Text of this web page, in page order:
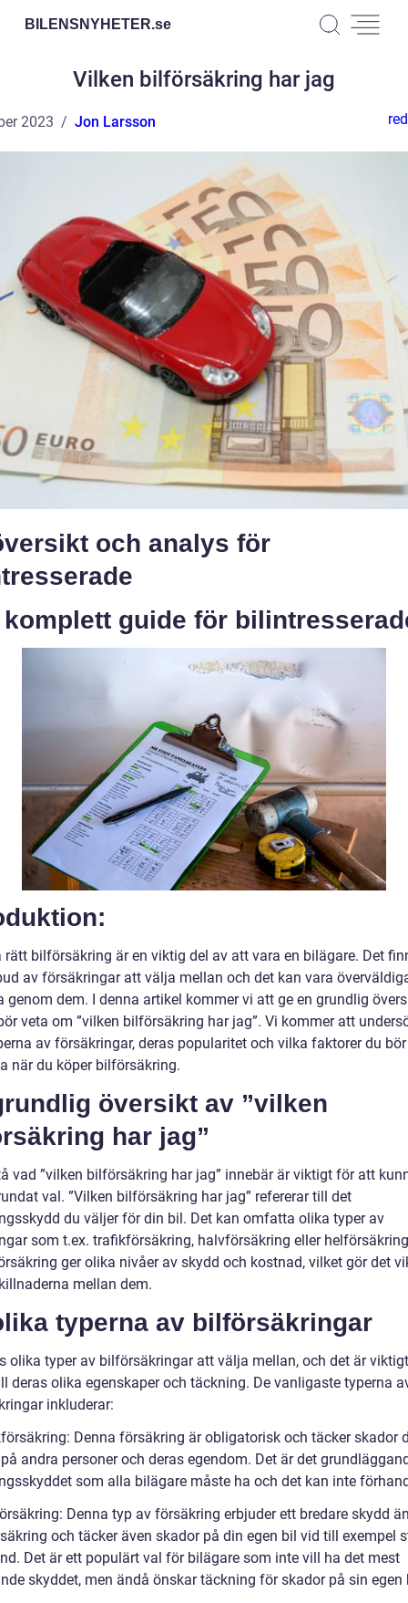
BILENSNYHETER.se
Vilken bilförsäkring har jag
2023 Jon Larsson
och analys för
komplett guide för
rätt bilförsäkring är en viktig del av att vara en bilägare. Det
av försäkringar att välja mellan och det kan vara
genom dem. I denna artikel kommer vi att ge en grundlig
veta om ”vilken bilförsäkring har jag”. Vi kommer att
av försäkringar, deras popularitet och vilka faktorer du bör
när du köper bilförsäkring.
översikt av ”vilken
har jag”
vad ”vilken bilförsäkring har jag” innebär är viktigt för att
val. ”Vilken bilförsäkring har jag” refererar till det
du väljer för din bil. Det kan omfatta olika typer av
som t.ex. trafikförsäkring, halvförsäkring eller
ger olika nivåer av skydd och kostnad, vilket gör det
mellan dem.
typerna av bilförsäkringar
olika typer av bilförsäkringar att välja mellan, och det är
deras olika egenskaper och täckning. De vanligaste typerna
inkluderar:
Denna försäkring är obligatorisk och täcker skador
andra personer och deras egendom. Det är det
som alla bilägare måste ha och det kan inte
Denna typ av försäkring erbjuder ett bredare skydd
och täcker även skador på din egen bil vid till exempel
Det är ett populärt val för bilägare som inte vill ha det mest
skyddet, men ändå önskar täckning för skador på sin egen